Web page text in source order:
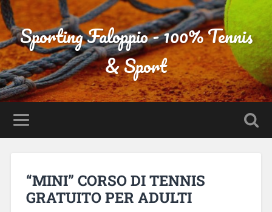
Sporting Faloppio - 100% Tennis
& Sport
“MINI” CORSO DI TENNIS
GRATUITO PER ADULTI